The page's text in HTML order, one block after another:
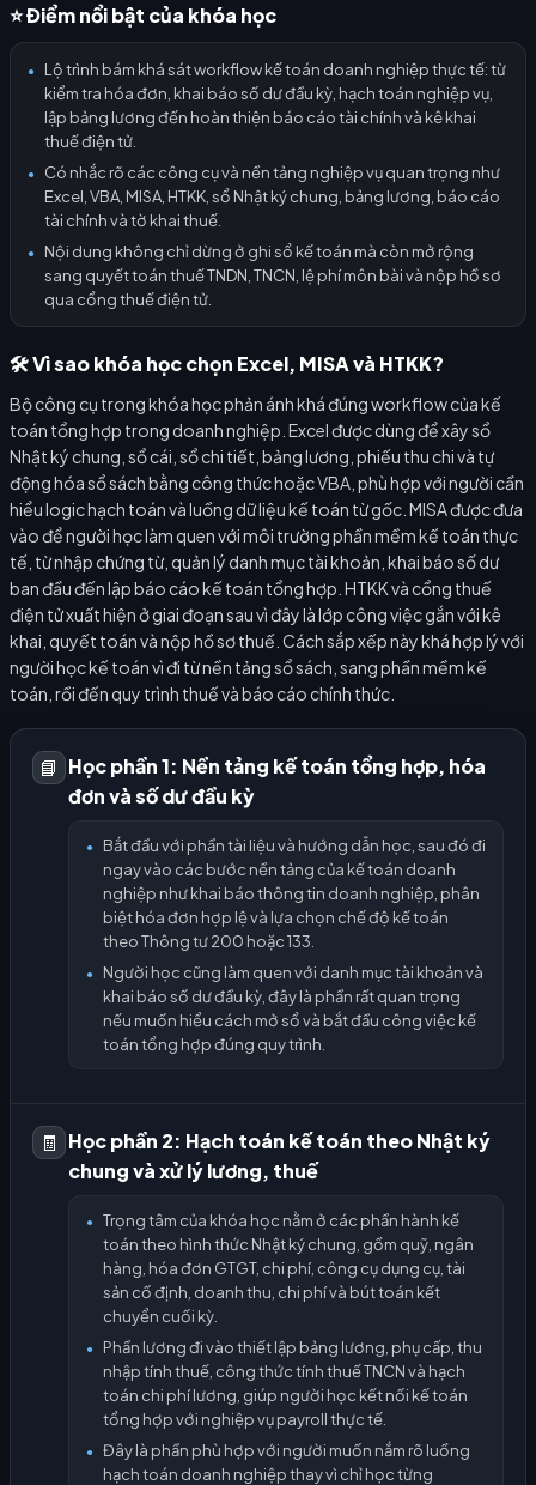
⭐ Điểm nổi bật của khóa học
●
Lộ trình bám khá sát workflow kế toán doanh nghiệp thực tế: từ
kiểm tra hóa đơn, khai báo số dư đầu kỳ, hạch toán nghiệp vụ,
lập bảng lương đến hoàn thiện báo cáo tài chính và kê khai
thuế điện tử.
●
Có nhắc rõ các công cụ và nền tảng nghiệp vụ quan trọng như
Excel, VBA, MISA, HTKK, sổ Nhật ký chung, bảng lương, báo cáo
tài chính và tờ khai thuế.
●
Nội dung không chỉ dừng ở ghi sổ kế toán mà còn mở rộng
sang quyết toán thuế TNDN, TNCN, lệ phí môn bài và nộp hồ sơ
qua cổng thuế điện tử.
🛠️ Vì sao khóa học chọn Excel, MISA và HTKK?
Bộ công cụ trong khóa học phản ánh khá đúng workflow của kế
toán tổng hợp trong doanh nghiệp. Excel được dùng để xây sổ
Nhật ký chung, sổ cái, sổ chi tiết, bảng lương, phiếu thu chi và tự
động hóa sổ sách bằng công thức hoặc VBA, phù hợp với người cần
hiểu logic hạch toán và luồng dữ liệu kế toán từ gốc. MISA được đưa
vào để người học làm quen với môi trường phần mềm kế toán thực
tế, từ nhập chứng từ, quản lý danh mục tài khoản, khai báo số dư
ban đầu đến lập báo cáo kế toán tổng hợp. HTKK và cổng thuế
điện tử xuất hiện ở giai đoạn sau vì đây là lớp công việc gắn với kê
khai, quyết toán và nộp hồ sơ thuế. Cách sắp xếp này khá hợp lý với
người học kế toán vì đi từ nền tảng sổ sách, sang phần mềm kế
toán, rồi đến quy trình thuế và báo cáo chính thức.
📘 Học phần 1: Nền tảng kế toán tổng hợp, hóa
đơn và số dư đầu kỳ
●
Bắt đầu với phần tài liệu và hướng dẫn học, sau đó đi
ngay vào các bước nền tảng của kế toán doanh
nghiệp như khai báo thông tin doanh nghiệp, phân
biệt hóa đơn hợp lệ và lựa chọn chế độ kế toán
theo Thông tư 200 hoặc 133.
●
Người học cũng làm quen với danh mục tài khoản và
khai báo số dư đầu kỳ, đây là phần rất quan trọng
nếu muốn hiểu cách mở sổ và bắt đầu công việc kế
toán tổng hợp đúng quy trình.
🧾 Học phần 2: Hạch toán kế toán theo Nhật ký
chung và xử lý lương, thuế
●
Trọng tâm của khóa học nằm ở các phần hành kế
toán theo hình thức Nhật ký chung, gồm quỹ, ngân
hàng, hóa đơn GTGT, chi phí, công cụ dụng cụ, tài
sản cố định, doanh thu, chi phí và bút toán kết
chuyển cuối kỳ.
●
Phần lương đi vào thiết lập bảng lương, phụ cấp, thu
nhập tính thuế, công thức tính thuế TNCN và hạch
toán chi phí lương, giúp người học kết nối kế toán
tổng hợp với nghiệp vụ payroll thực tế.
●
Đây là phần phù hợp với người muốn nắm rõ luồng
hạch toán doanh nghiệp thay vì chỉ học từng